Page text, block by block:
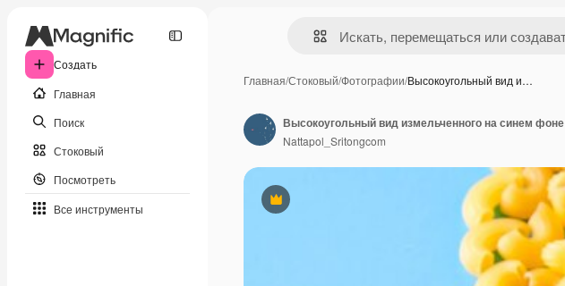
Создать
Главная
Поиск
Стоковый
Посмотреть
Все инструменты
Главная/Стоковый/Фотографии/Высокоугольный вид и…
Премиум
Высокоугольный вид измельченного на синем фоне
Nattapol_Sritongcom